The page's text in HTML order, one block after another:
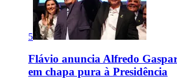
5
Flávio anuncia Alfredo
em chapa pura à Presidência